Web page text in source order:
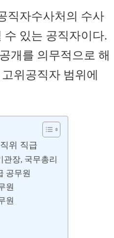
직자수사처의 수사
수 있는 공직자이다.
개를 의무적으로 해
위공직자 범위에
위 직급
장, 국무총리
공무원
원
원